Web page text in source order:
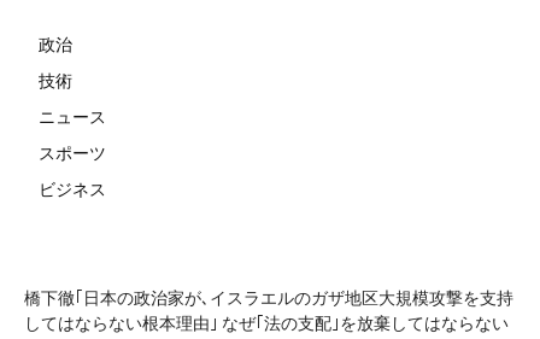
政治
技術
ニュース
スポーツ
ビジネス
橋下徹｢日本の政治家が､イスラエルのガザ地区大規模攻撃を支持
してはならない根本理由｣ なぜ｢法の支配｣を放棄してはならない